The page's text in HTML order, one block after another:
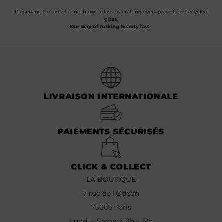
Preserving the art of hand-blown glass by crafting every piece from recycled
glass.
Our way of making beauty last.
LIVRAISON INTERNATIONALE
PAIEMENTS SÉCURISÉS
CLICK & COLLECT
LA BOUTIQUE
7 rue de l’Odéon
75006 Paris